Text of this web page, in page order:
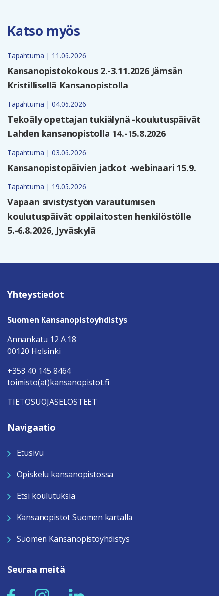
Katso myös
Tapahtuma | 11.06.2026
Kansanopistokokous 2.-3.11.2026 Jämsän
Kristillisellä Kansanopistolla
Tapahtuma | 04.06.2026
Tekoäly opettajan tukiälynä -koulutuspäivät
Lahden kansanopistolla 14.-15.8.2026
Tapahtuma | 03.06.2026
Kansanopistopäivien jatkot -webinaari 15.9.
Tapahtuma | 19.05.2026
Vapaan sivistystyön varautumisen
koulutuspäivät oppilaitosten henkilöstölle
5.-6.8.2026, Jyväskylä
Yhteystiedot
Suomen Kansanopistoyhdistys
Annankatu 12 A 18
00120 Helsinki
+358 40 145 8464
toimisto(at)kansanopistot.fi
TIETOSUOJASELOSTEET
Navigaatio
Etusivu
Opiskelu kansanopistossa
Etsi koulutuksia
Kansanopistot Suomen kartalla
Suomen Kansanopistoyhdistys
Seuraa meitä